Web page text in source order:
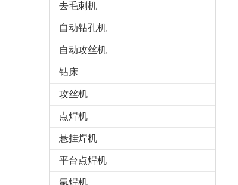
去毛刺机
自动钻孔机
自动攻丝机
钻床
攻丝机
点焊机
悬挂焊机
平台点焊机
氩焊机